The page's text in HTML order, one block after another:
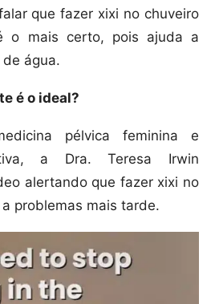
que fazer xixi no chuveiro
o mais certo, pois ajuda a
água.
é o ideal?
pélvica feminina e
a Dra. Teresa Irwin
alertando que fazer xixi no
problemas mais tarde.